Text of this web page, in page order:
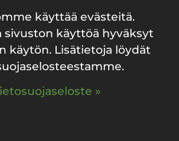
käyttää evästeitä.
sivuston käyttöä hyväksyt
käytön. Lisätietoja löydät
»